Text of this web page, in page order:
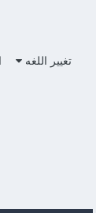
تغيير اللغه